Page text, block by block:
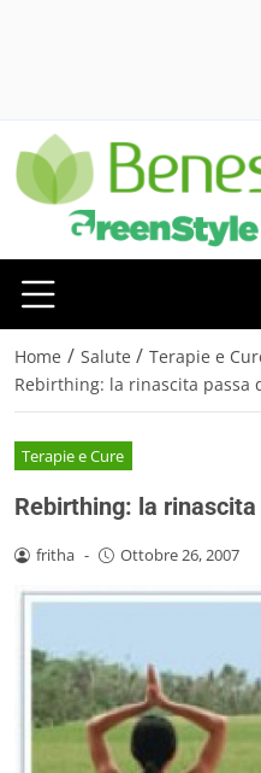
Home / Salute / Terapie e
Rebirthing: la rinascita passa
Terapie e Cure
Rebirthing: la
fritha - Ottobre 26, 2007